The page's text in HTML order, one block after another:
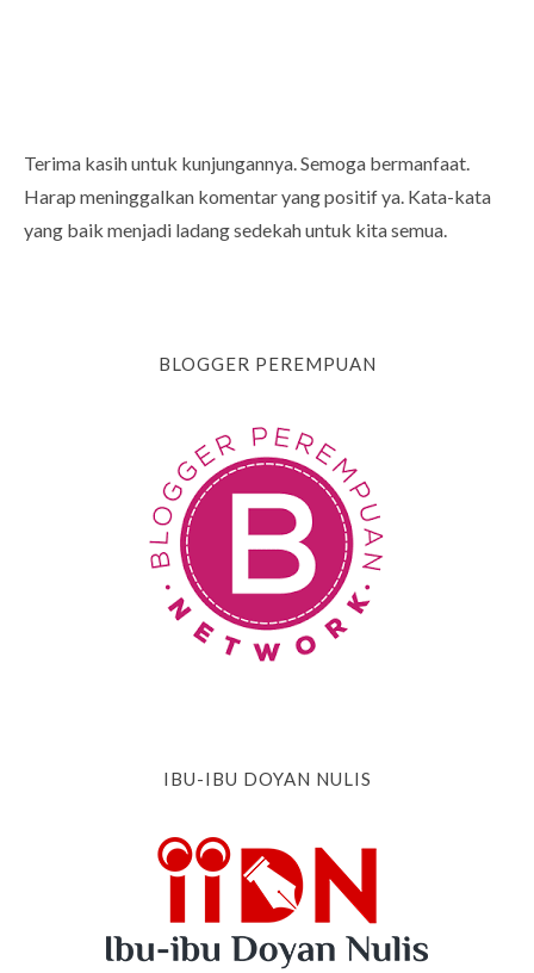
Terima kasih untuk kunjungannya. Semoga bermanfaat.
Harap meninggalkan komentar yang positif ya. Kata-kata
yang baik menjadi ladang sedekah untuk kita semua.
BLOGGER PEREMPUAN
IBU-IBU DOYAN NULIS